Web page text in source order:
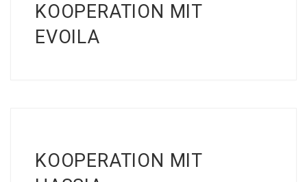
KOOPERATION MIT
EVOILA
KOOPERATION MIT